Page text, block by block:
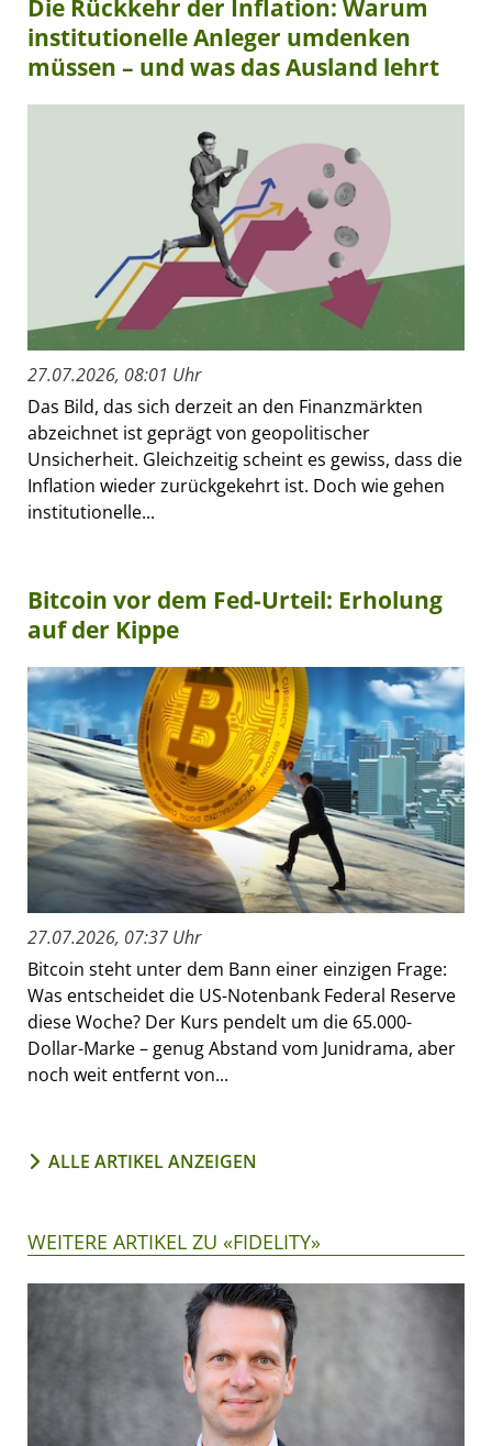
Die Rückkehr der Inflation: Warum
institutionelle Anleger umdenken
müssen – und was das Ausland lehrt
27.07.2026, 08:01 Uhr
Das Bild, das sich derzeit an den Finanzmärkten
abzeichnet ist geprägt von geopolitischer
Unsicherheit. Gleichzeitig scheint es gewiss, dass die
Inflation wieder zurückgekehrt ist. Doch wie gehen
institutionelle...
Bitcoin vor dem Fed-Urteil: Erholung
auf der Kippe
27.07.2026, 07:37 Uhr
Bitcoin steht unter dem Bann einer einzigen Frage:
Was entscheidet die US-Notenbank Federal Reserve
diese Woche? Der Kurs pendelt um die 65.000-
Dollar-Marke – genug Abstand vom Junidrama, aber
noch weit entfernt von...
ALLE ARTIKEL ANZEIGEN
WEITERE ARTIKEL ZU «FIDELITY»